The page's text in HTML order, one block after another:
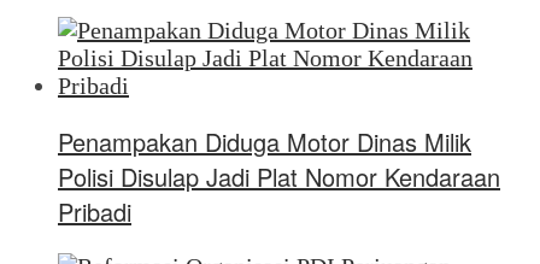
Penampakan Diduga Motor Dinas Milik
Polisi Disulap Jadi Plat Nomor Kendaraan
Pribadi